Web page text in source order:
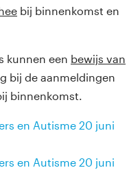
bij binnenkomst en
kunnen een bewijs van
bij de aanmeldingen
binnenkomst.
en Autisme 20 juni
en Autisme 20 juni